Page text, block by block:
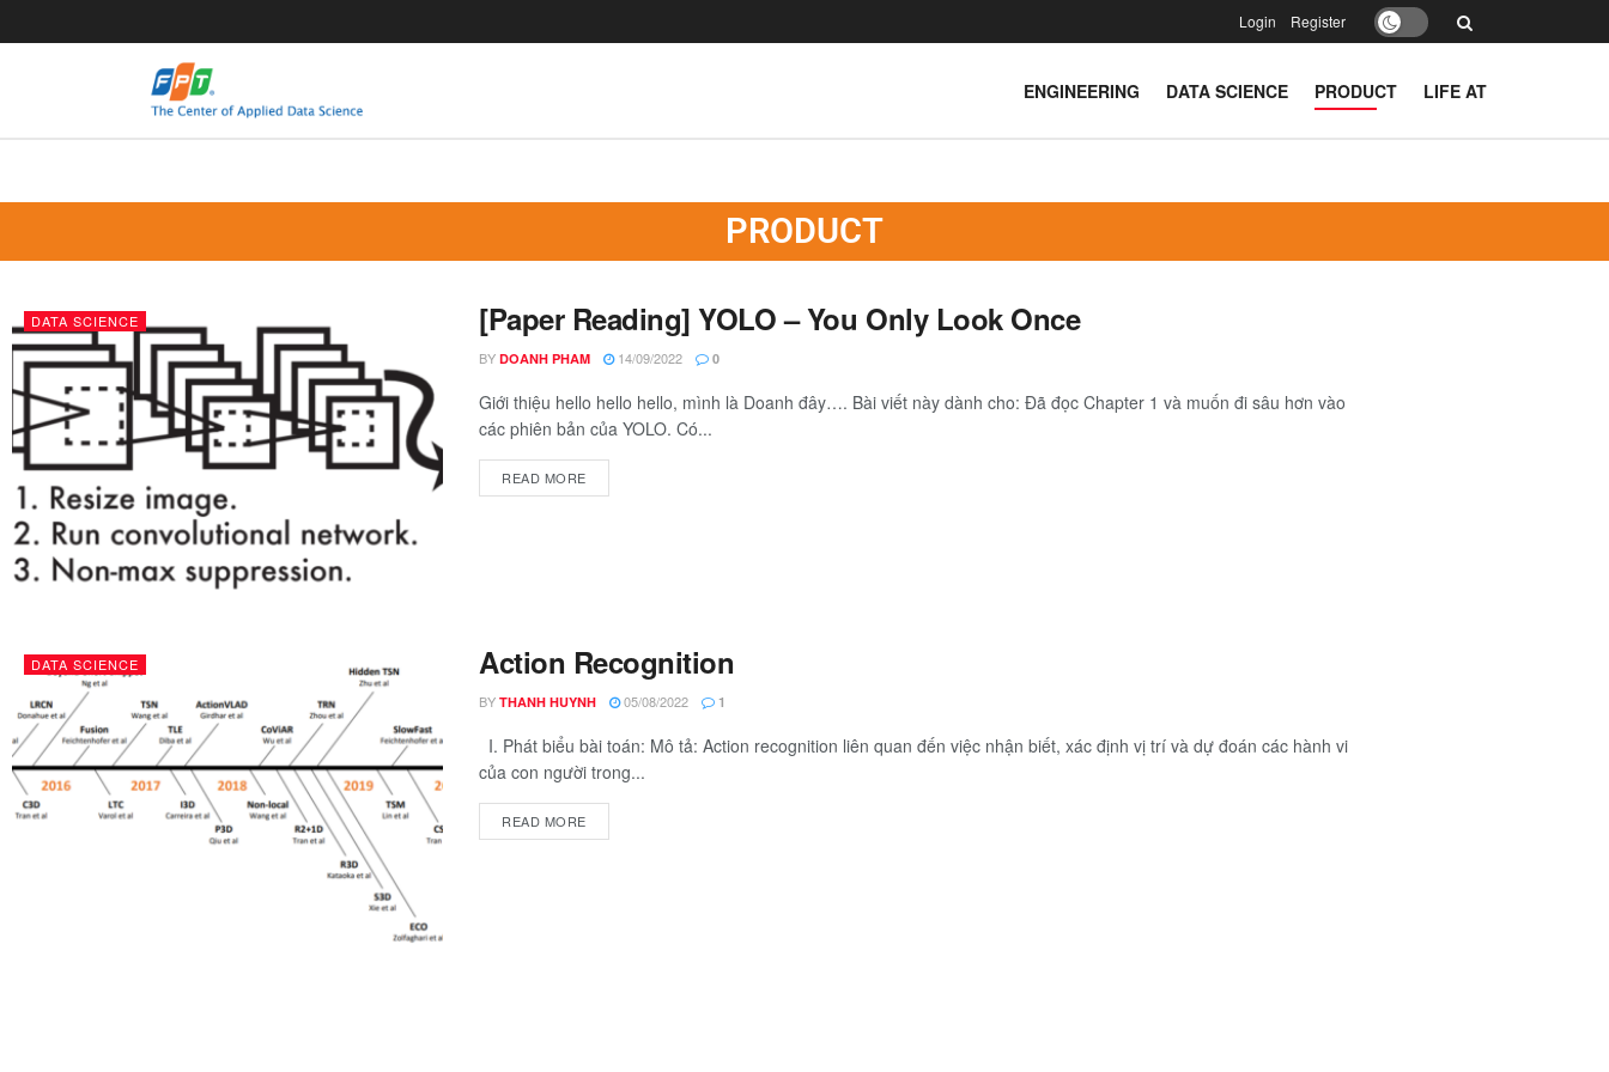
Login Register
ENGINEERING DATA SCIENCE PRODUCT LIFE AT
PRODUCT
DATA SCIENCE [Paper Reading] YOLO – You Only Look Once
BY DOANH PHAM 14/09/2022 0
Giới thiệu hello hello hello, mình là Doanh đây…. Bài viết này dành cho: Đã đọc Chapter 1 và muốn đi sâu hơn vào
các phiên bản của YOLO. Có...
READ MORE
DATA SCIENCE Action Recognition
BY THANH HUYNH 05/08/2022 1
I. Phát biểu bài toán: Mô tả: Action recognition liên quan đến việc nhận biết, xác định vị trí và dự đoán các hành vi
của con người trong...
READ MORE